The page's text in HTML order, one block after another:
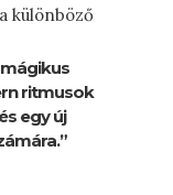
különböző
ritmusok
egy új